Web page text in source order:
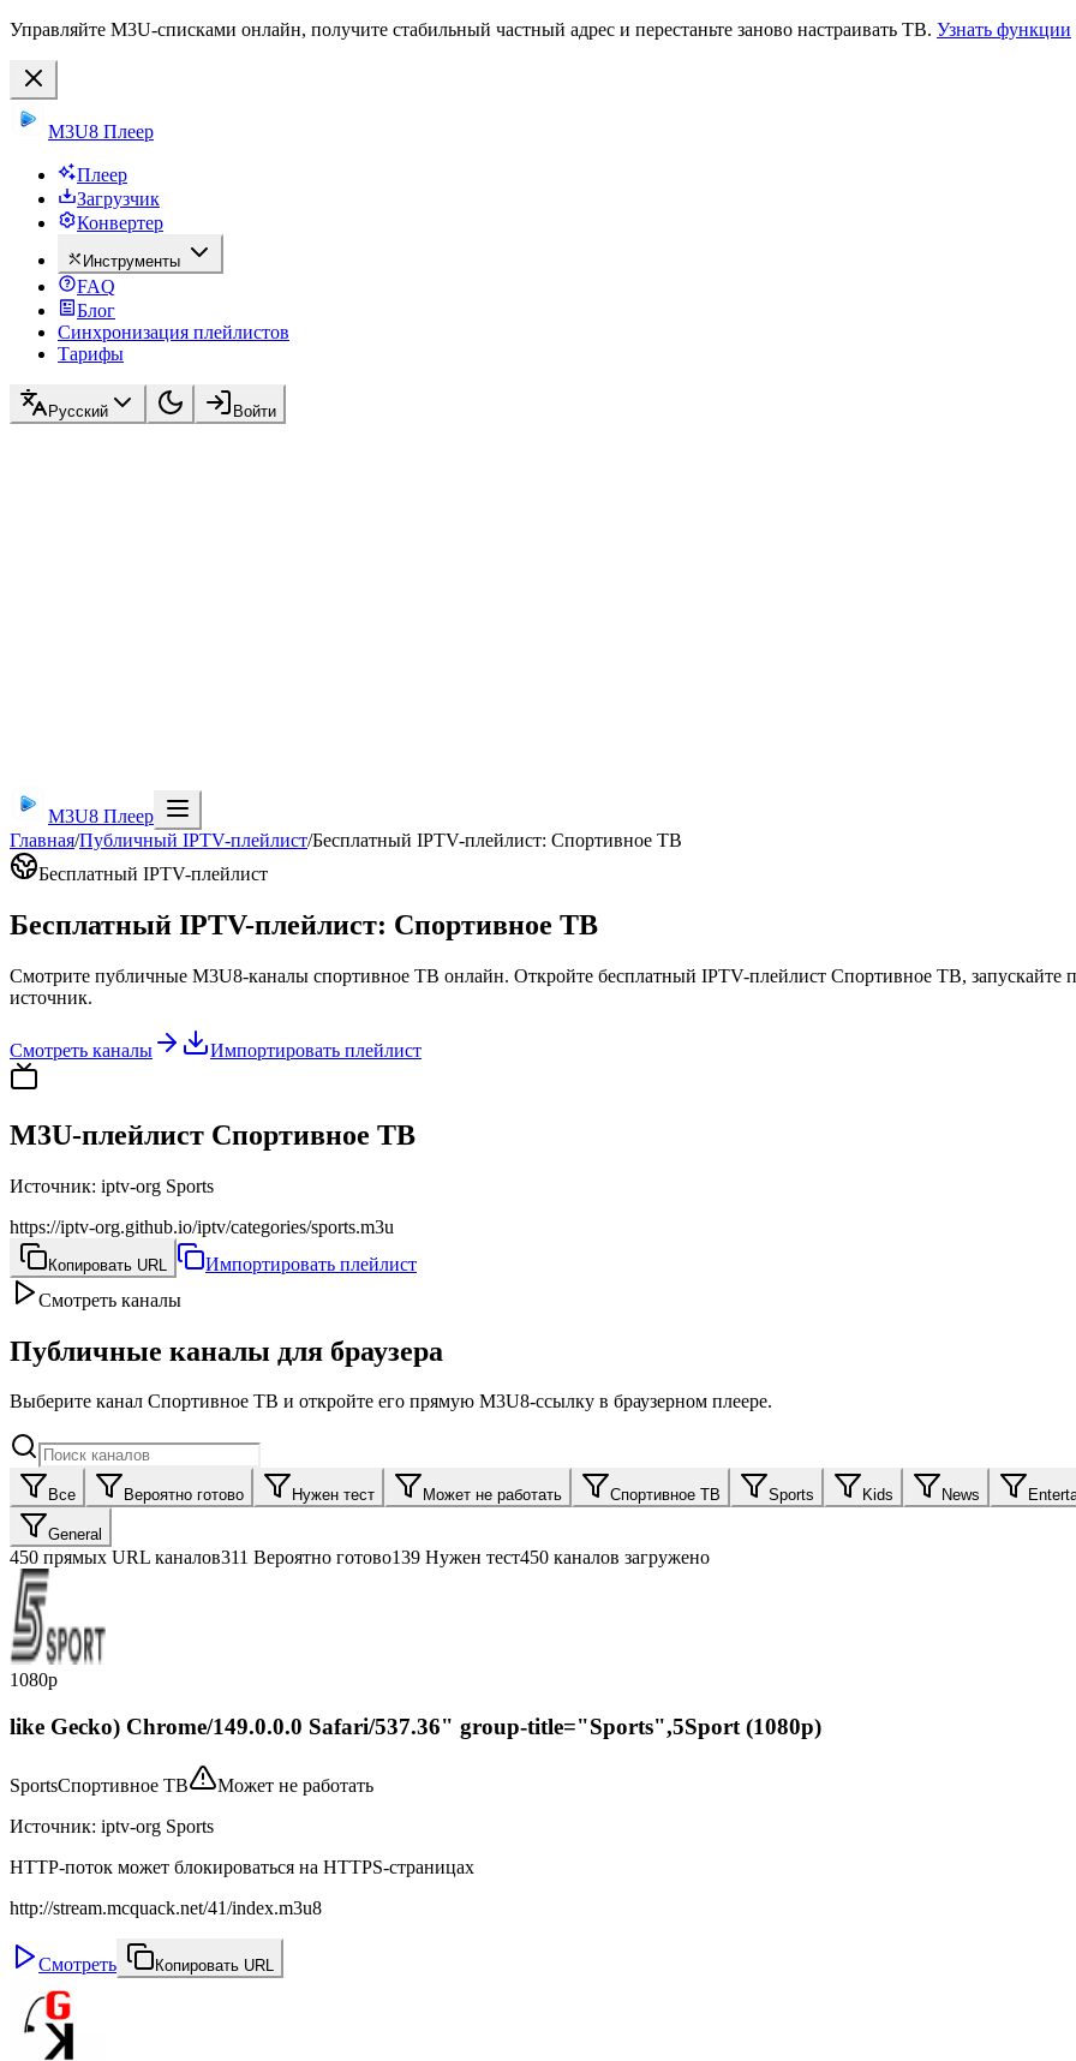
Управляйте M3U-списками онлайн, получите стабильный частный адрес и перестаньте заново настраивать ТВ. Узнать функции
M3U8 Плеер
Плеер
Загрузчик
Конвертер
Инструменты
FAQ
Блог
Синхронизация плейлистов
Тарифы
Русский Войти
M3U8 Плеер
Главная/Публичный IPTV-плейлист/Бесплатный IPTV-плейлист: Спортивное ТВ
Бесплатный IPTV-плейлист
Бесплатный IPTV-плейлист: Спортивное ТВ
Смотрите публичные M3U8-каналы спортивное ТВ онлайн. Откройте бесплатный IPTV-плейлист Спортивное ТВ, запускайте
источник.
Смотреть каналы Импортировать плейлист
M3U-плейлист Спортивное ТВ
Источник: iptv-org Sports
https://iptv-org.github.io/iptv/categories/sports.m3u
Копировать URL
Импортировать плейлист
Смотреть каналы
Публичные каналы для браузера
Выберите канал Спортивное ТВ и откройте его прямую M3U8-ссылку в браузерном плеере.
Все Вероятно готово Нужен тест Может не работать Спортивное ТВ Sports Kids News
General
450 прямых URL каналов311 Вероятно готово139 Нужен тест450 каналов загружено
1080p
like Gecko) Chrome/149.0.0.0 Safari/537.36" group-title="Sports",5Sport (1080p)
SportsСпортивное ТВ
Может не работать
Источник: iptv-org Sports
HTTP-поток может блокироваться на HTTPS-страницах
http://stream.mcquack.net/41/index.m3u8
Смотреть Копировать URL